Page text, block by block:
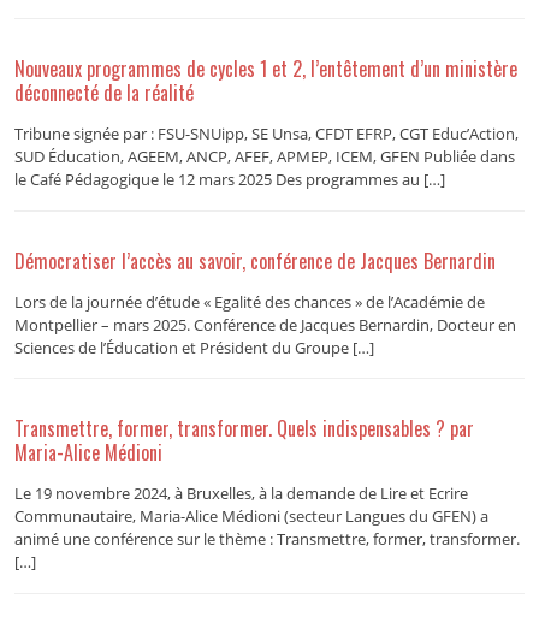
Nouveaux programmes de cycles 1 et 2, l’entêtement d’un ministère
déconnecté de la réalité
Tribune signée par : FSU-SNUipp, SE Unsa, CFDT EFRP, CGT Educ’Action,
SUD Éducation, AGEEM, ANCP, AFEF, APMEP, ICEM, GFEN Publiée dans
le Café Pédagogique le 12 mars 2025 Des programmes au […]
Démocratiser l’accès au savoir, conférence de Jacques Bernardin
Lors de la journée d’étude « Egalité des chances » de l’Académie de
Montpellier – mars 2025. Conférence de Jacques Bernardin, Docteur en
Sciences de l’Éducation et Président du Groupe […]
Transmettre, former, transformer. Quels indispensables ? par
Maria-Alice Médioni
Le 19 novembre 2024, à Bruxelles, à la demande de Lire et Ecrire
Communautaire, Maria-Alice Médioni (secteur Langues du GFEN) a
animé une conférence sur le thème : Transmettre, former, transformer.
[…]